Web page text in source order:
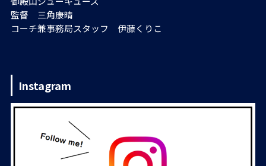
監督 三角康晴
コーチ兼事務局スタッフ 伊藤くりこ
Instagram